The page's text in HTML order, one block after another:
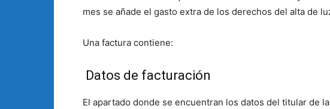
mes se añade el gasto extra de los derechos del alta de
Una factura contiene:
Datos de facturación
El apartado donde se encuentran los datos del titular de